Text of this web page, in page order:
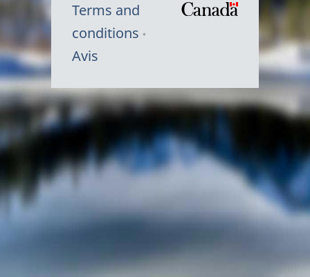
Terms and
conditions
Avis
Symbole
du
Canada